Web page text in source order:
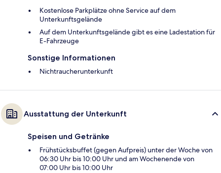
Kostenlose Parkplätze ohne Service auf dem
Unterkunftsgelände
Auf dem Unterkunftsgelände gibt es eine Ladestation für
E-Fahrzeuge
Sonstige Informationen
Nichtraucherunterkunft
Ausstattung der Unterkunft
Speisen und Getränke
Frühstücksbuffet (gegen Aufpreis) unter der Woche von
06:30 Uhr bis 10:00 Uhr und am Wochenende von
07:00 Uhr bis 10:00 Uhr